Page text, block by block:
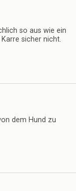
so aus wie ein
sicher nicht.
dem Hund zu